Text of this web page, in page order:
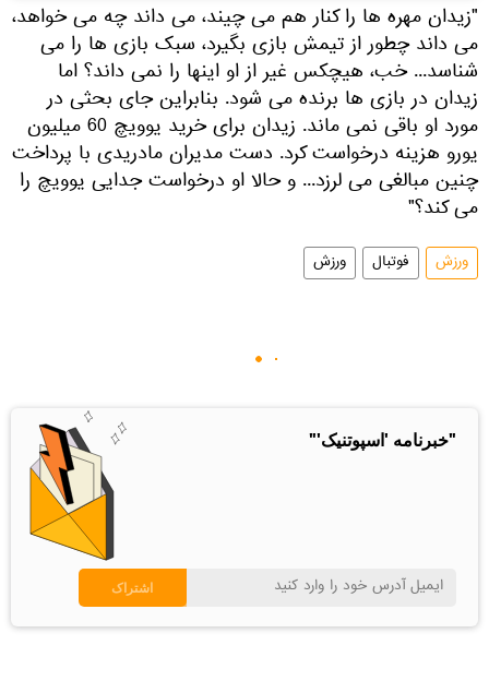
"زیدان مهره ها را کنار هم می چیند، می داند چه می خواهد،
می داند چطور از تیمش بازی بگیرد، سبک بازی ها را می
شناسد... خب، هیچکس غیر از او اینها را نمی داند؟ اما
زیدان در بازی ها برنده می شود. بنابراین جای بحثی در
مورد او باقی نمی ماند. زیدان برای خرید یوویچ 60 میلیون
یورو هزینه درخواست کرد. دست مدیران مادریدی با پرداخت
چنین مبالغی می لرزد... و حالا او درخواست جدایی یوویچ را
می کند؟"
ورزش فوتبال ورزش
"خبرنامه 'اسپوتنیک'"